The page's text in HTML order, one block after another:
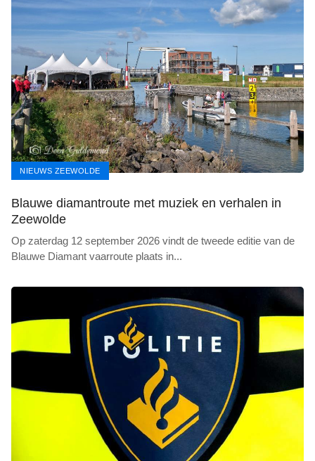
NIEUWS ZEEWOLDE
Blauwe diamantroute met muziek en verhalen in
Zeewolde
Op zaterdag 12 september 2026 vindt de tweede editie van de
Blauwe Diamant vaarroute plaats in...